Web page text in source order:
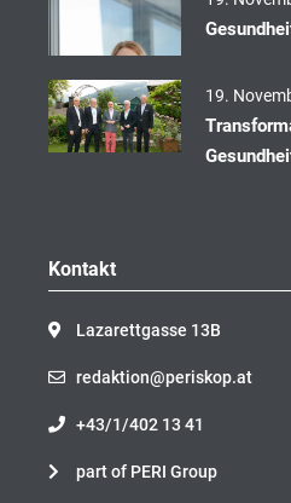
19.
Kontakt
Lazarettgasse 13B
redaktion@periskop.at
+43/1/402 13 41
part of PERI Group